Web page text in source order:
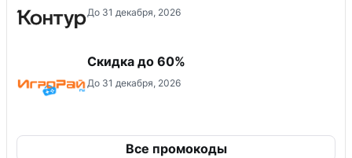
До 31 декабря, 2026
Скидка до 60%
До 31 декабря, 2026
Все промокоды